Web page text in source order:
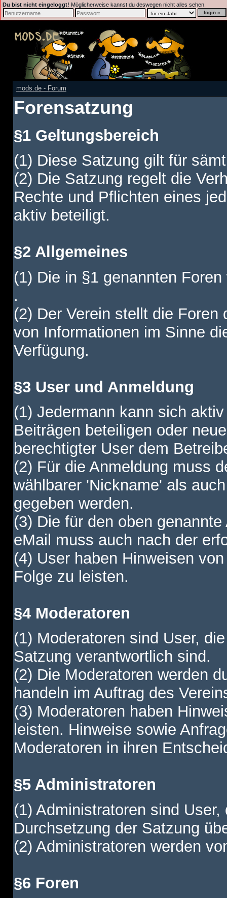
Du bist nicht eingeloggt! Möglicherweise kannst du deswegen nicht alles sehen.
mods.de - Forum
Forensatzung
§1 Geltungsbereich
(1) Diese Satzung gilt für
(2) Die Satzung regelt die
Rechte und Pflichten eines
aktiv beteiligt.
§2 Allgemeines
(1) Die in §1 genannten
.
(2) Der Verein stellt die
von Informationen im Sinne
Verfügung.
§3 User und Anmeldung
(1) Jedermann kann sich
Beiträgen beteiligen oder
berechtigter User dem
(2) Für die Anmeldung muss
wählbarer 'Nickname' als
gegeben werden.
(3) Die für den oben
eMail muss auch nach der
(4) User haben Hinweisen
Folge zu leisten.
§4 Moderatoren
(1) Moderatoren sind User,
Satzung verantwortlich sind.
(2) Die Moderatoren werden
handeln im Auftrag des
(3) Moderatoren haben
leisten. Hinweise sowie
Moderatoren in ihren
§5 Administratoren
(1) Administratoren sind
Durchsetzung der Satzung
(2) Administratoren werden
§6 Foren